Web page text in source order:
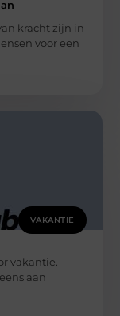
kracht zijn in
voor een
VAKANTIE
vakantie.
aan